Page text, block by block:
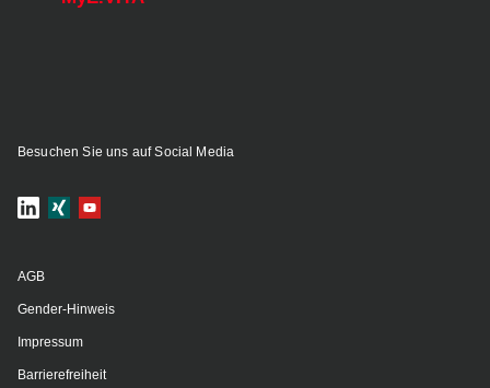
Besuchen Sie uns auf Social Media
AGB
Gender-Hinweis
Impressum
Barrierefreiheit